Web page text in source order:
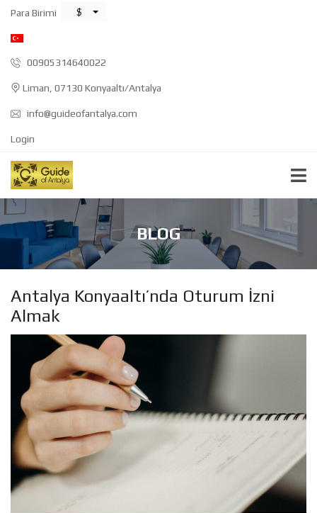
Para Birimi $
00905314640022
Liman, 07130 Konyaaltı/Antalya
info@guideofantalya.com
Login
BLOG
Antalya Konyaaltı’nda Oturum İzni
Almak